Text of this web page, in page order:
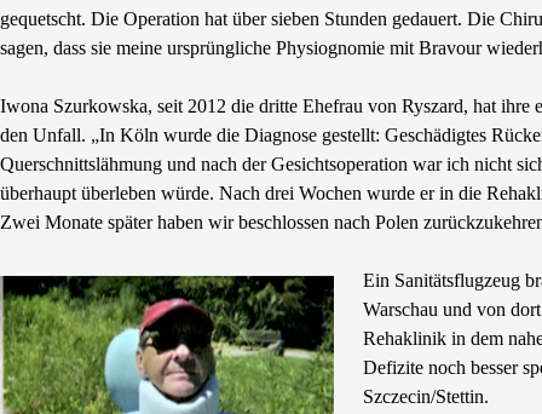
gequetscht. Die Operation hat über sieben Stunden gedauert. Die
sagen, dass sie meine ursprüngliche Physiognomie mit Bravour
Iwona Szurkowska, seit 2012 die dritte Ehefrau von Ryszard, hat ihre
den Unfall. „In Köln wurde die Diagnose gestellt: Geschädigtes
Querschnittslähmung und nach der Gesichtsoperation war ich nicht
überhaupt überleben würde. Nach drei Wochen wurde er in die
Zwei Monate später haben wir beschlossen nach Polen
Ein Sanitätsflugzeug
Warschau und von
Rehaklinik in dem
Defizite noch besser
Szczecin/Stettin.